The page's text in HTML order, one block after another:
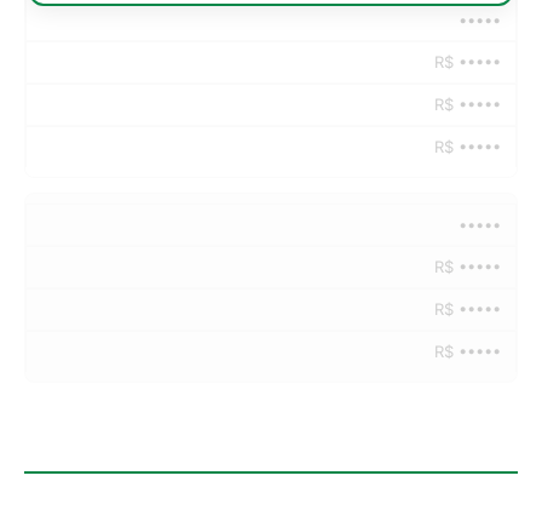
•••••
R$ •••••
R$ •••••
R$ •••••
•••••
R$ •••••
R$ •••••
R$ •••••